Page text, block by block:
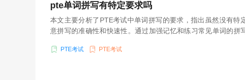
pte单词拼写有特定要求吗
本文主要分析了PTE考试中单词拼写的要求，指出虽然没有特
意拼写的准确性和快速性。通过加强记忆和练习常见单词的拼
PTE考试 PTE考试